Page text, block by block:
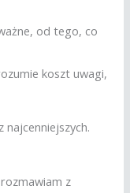
od tego, co
koszt uwagi,
najcenniejszych.
z